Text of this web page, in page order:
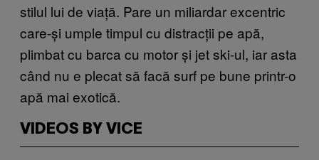
stilul lui de viață. Pare un miliardar excentric
care-și umple timpul cu distracții pe apă,
plimbat cu barca cu motor și jet ski-ul, iar asta
când nu e plecat să facă surf pe bune printr-o
apă mai exotică.
VIDEOS BY VICE